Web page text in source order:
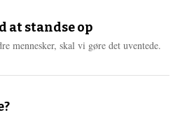
e
r
e
at standse op
mennesker, skal vi gøre det uventede.